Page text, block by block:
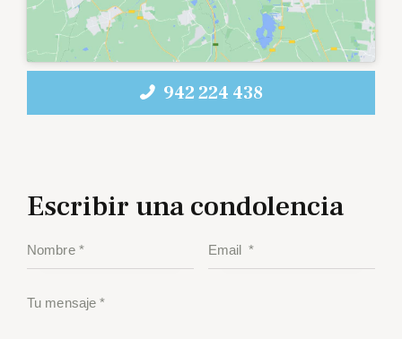
942 224 438
Escribir una condolencia